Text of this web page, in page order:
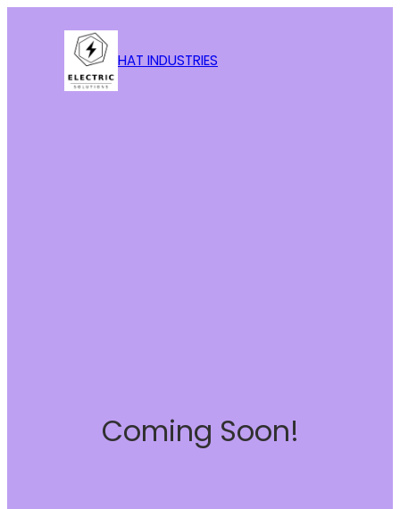
HAT INDUSTRIES
Coming Soon!